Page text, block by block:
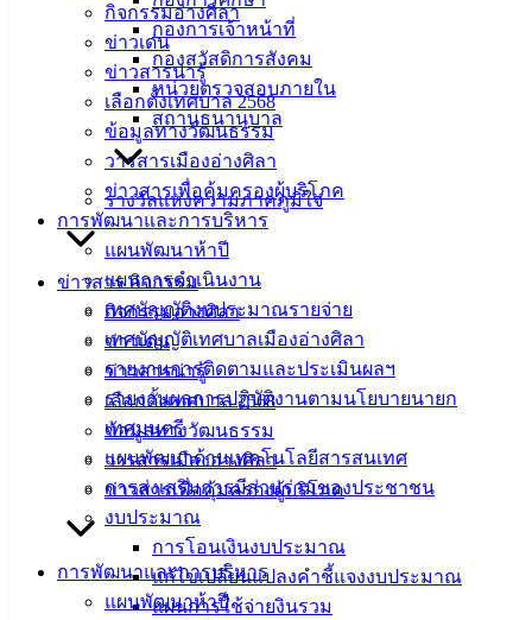
กิจกรรมอ่างศิลา
ข่าวเด่น
ข่าวสารน่ารู้
เลือกตั้งเทศบาล 2568
ข้อมูลทางวัฒนธรรม
วารสารเมืองอ่างศิลา
ข่าวสารเพื่อคุ้มครองผู้บริโภค
การพัฒนาและการบริหาร
แผนพัฒนาห้าปี
แผนการดำเนินงาน
เทศบัญญัติงบประมาณรายจ่าย
เทศบัญญัติเทศบาลเมืองอ่างศิลา
รายงานการติดตามและประเมินผลฯ
รายงานผลการปฏิบัติงานตามนโยบายนายก
เทศมนตรี
แผนพัฒนาด้านเทคโนโลยีสารสนเทศ
การส่งเสริมการมีส่วนร่วมของประชาชน
งบประมาณ
การโอนเงินงบประมาณ
แก้ไขเปลี่ยนแปลงคำชี้แจงงบประมาณ
แผนการใช้จ่ายงินรวม
กองการเจ้าหน้าที่
กองสวัสดิการสังคม
หน่วยตรวจสอบภายใน
สถานธนานุบาล
รางวัลแห่งความภาคภูมิใจ
ข่าวสาร กิจกรรม
กิจกรรมอ่างศิลา
ข่าวเด่น
ข่าวสารน่ารู้
เลือกตั้งเทศบาล 2568
ข้อมูลทางวัฒนธรรม
วารสารเมืองอ่างศิลา
ข่าวสารเพื่อคุ้มครองผู้บริโภค
การพัฒนาและการบริหาร
แผนพัฒนาห้าปี
บริการ
ประชาชน
ดาวน์โหลด
แบบ
ฟอร์ม,
เอกสาร
คู่มือ
สำหรับ
ประชาชน/
คู่มือการ
ปฏิบัติ
งาน
ข่าวสาร
น่ารู้
ศุนย์
ข้อมูล
ข่าวสาร
อิเล็กทรอนิกส์